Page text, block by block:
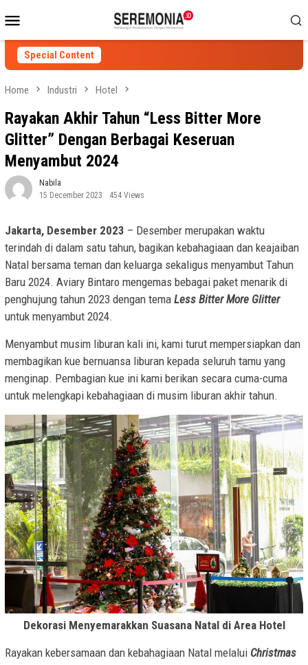
to
contentMenu
Special Content
Home Industri Hotel
Rayakan Akhir Tahun “Less Bitter More
Glitter” Dengan Berbagai Keseruan
Menyambut 2024
Nabila
15 December 2023
454 Views
Jakarta, Desember 2023 – Desember merupakan waktu
terindah di dalam satu tahun, bagikan kebahagiaan dan keajaiban
Natal bersama teman dan keluarga sekaligus menyambut Tahun
Baru 2024. Aviary Bintaro mengemas bebagai paket menarik di
penghujung tahun 2023 dengan tema Less Bitter More Glitter
untuk menyambut 2024.
Menyambut musim liburan kali ini, kami turut mempersiapkan dan
membagikan kue bernuansa liburan kepada seluruh tamu yang
menginap. Pembagian kue ini kami berikan secara cuma-cuma
untuk melengkapi kebahagiaan di musim liburan akhir tahun.
Dekorasi Menyemarakkan Suasana Natal di Area Hotel
Rayakan kebersamaan dan kebahagiaan Natal melalui Christmas